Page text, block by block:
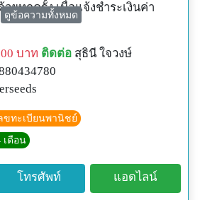
ยทุกครั้ง เมื่อแจ้งชำระเงินค่า
ในวันถัดไป ไม่จัดส่งวันเสาร์-
นเป็นสินค้านำเข้าจากต่างประเทศ
มีเก็บเมล็ดจากการปลูกเองมา
ารกลายพันธุ์หรือเป็นหมันในพืชบาง
ด้ผลผลิตไม่ตรงกับสินค้าที่สั่งซื้อ
ล็ดฟรีชดเชยได้ค่ะ
ถติดต่อได้
ดูข้อความทั้งหมด
บาท ติดต่อ สุธินี ใจวงษ์
ขทะเบียนพานิชย์
เดือน
โทรศัพท์ แอดไลน์